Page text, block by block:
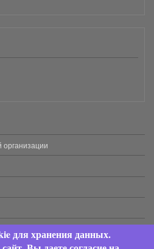
Все права защищены.
для хранения данных.